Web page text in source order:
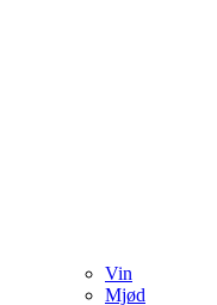
Vin
Mjød